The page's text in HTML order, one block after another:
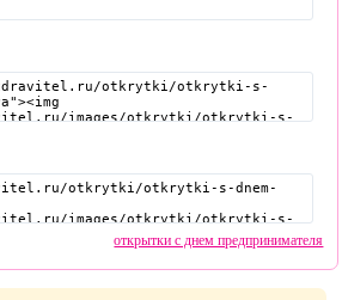
открытки с днем предпринимателя